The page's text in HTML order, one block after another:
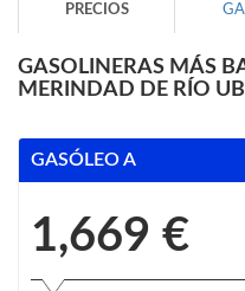
PRECIOS
GASOLINERAS MÁS
MERINDAD DE RÍO
GASÓLEO A
1,669 €